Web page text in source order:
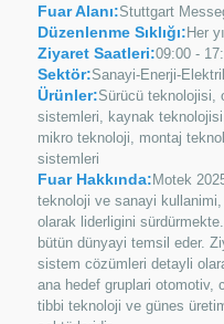
Fuar Alanı:Stuttgart
Düzenlenme Sıklığı: Her yıl
Ziyaret Saatleri:09:00 -
Sektör:Sanayi-Enerji-
Ürünler:Sürücü teknolojisi,
sistemleri, kaynak
mikro teknoloji, montaj
sistemleri
Fuar Hakkında: Motek
teknoloji ve sanayi
olarak liderligini
bütün dünyayi temsil eder.
sistem cözümleri detayli
ana hedef gruplari otomotiv,
tibbi teknoloji ve günes